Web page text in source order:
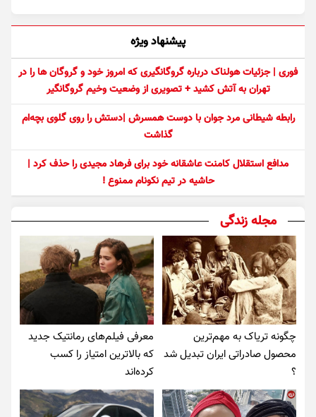
پیشنهاد ویژه
فوری | جزئیات هولناک درباره گروگانگیری که امروز خود و گروگان ها را در
تهران به آتش کشید + تصویری از وضعیت وخیم گروگانگیر
رابطه شیطانی مرد جوان با دوست همسرش |دستش را روی گلوی بچه‌ام
گذاشت
مدافع استقلال کامنت عاشقانه خود برای فرهاد مجیدی را حذف کرد |
حاشیه در تیم نکونام ممنوع !
مجله زندگی
چگونه تریاک به مهم‌ترین
محصول صادراتی ایران تبدیل شد
؟
معرفی فیلم‌های رمانتیک جدید
که بالاترین امتیاز را کسب
کرده‌اند